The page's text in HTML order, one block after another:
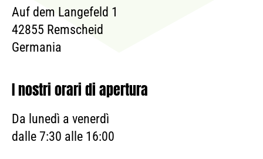
I nostri orari di apertura
Da lunedì a venerdì
dalle 7:30 alle 16:00
Auf dem Langefeld 1
42855 Remscheid
Germania